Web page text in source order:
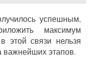
успешным,
максимум
этой связи нельзя
важнейших этапов.